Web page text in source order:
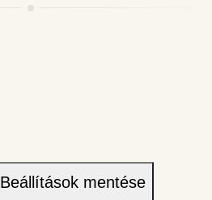
Beállítások mentése